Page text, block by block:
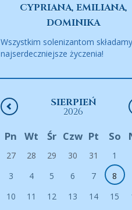
CYPRIANA, EMILIANA,
DOMINIKA
Wszystkim solenizantom składamy
najserdeczniejsze życzenia!
SIERPIEŃ
2026
Pn Wt Śr Czw Pt So
27 28 29 30 31 1
3
4 5 6 7 8
10
11 12 13 14 15